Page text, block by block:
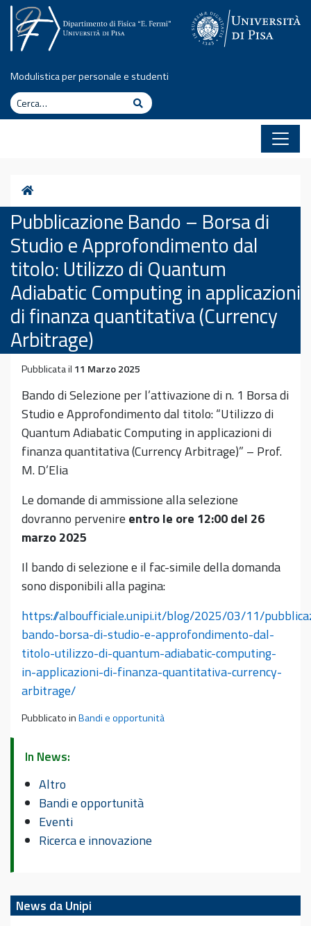
Vai al contenuto
Modulistica per personale e studenti
Cerca
Cerca
Home
Pubblicazione Bando – Borsa di
Studio e Approfondimento dal
titolo: Utilizzo di Quantum
Adiabatic Computing in applicazioni
di finanza quantitativa (Currency
Arbitrage)
Pubblicata il 11 Marzo 2025
Bando di Selezione per l’attivazione di n. 1 Borsa di
Studio e Approfondimento dal titolo: “Utilizzo di
Quantum Adiabatic Computing in applicazioni di
finanza quantitativa (Currency Arbitrage)” – Prof.
M. D’Elia
Le domande di ammissione alla selezione
dovranno pervenire entro le ore 12:00 del 26
marzo 2025
Il bando di selezione e il fac-simile della domanda
sono disponibili alla pagina:
https://alboufficiale.unipi.it/blog/2025/03/11/
bando-borsa-di-studio-e-approfondimento-dal-
titolo-utilizzo-di-quantum-adiabatic-computing-
in-applicazioni-di-finanza-quantitativa-currency-
arbitrage/
Pubblicato inBandi e opportunità
In News:
Altro
Bandi e opportunità
Eventi
Ricerca e innovazione
News da Unipi